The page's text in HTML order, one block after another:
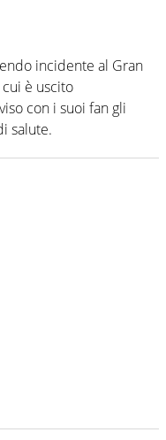
incidente al Gran
è uscito
con i suoi fan gli
salute.